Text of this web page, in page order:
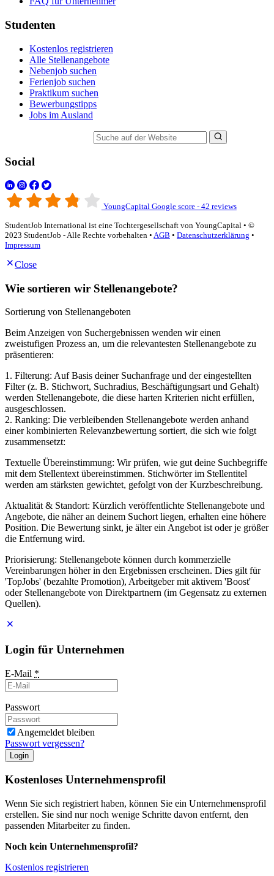
Studenten
Kostenlos registrieren
Alle Stellenangebote
Nebenjob suchen
Ferienjob suchen
Praktikum suchen
Bewerbungstipps
Jobs im Ausland
Social
YoungCapital Google score - 42 reviews
StudentJob International ist eine Tochtergesellschaft von YoungCapital • ©
2023 StudentJob - Alle Rechte vorbehalten • AGB • Datenschutzerklärung •
Impressum
Close
Wie sortieren wir Stellenangebote?
Sortierung von Stellenangeboten
Beim Anzeigen von Suchergebnissen wenden wir einen
zweistufigen Prozess an, um die relevantesten Stellenangebote zu
präsentieren:
1. Filterung: Auf Basis deiner Suchanfrage und der eingestellten
Filter (z. B. Stichwort, Suchradius, Beschäftigungsart und Gehalt)
werden Stellenangebote, die diese harten Kriterien nicht erfüllen,
ausgeschlossen.
2. Ranking: Die verbleibenden Stellenangebote werden anhand
einer kombinierten Relevanzbewertung sortiert, die sich wie folgt
zusammensetzt:
Textuelle Übereinstimmung: Wir prüfen, wie gut deine Suchbegriffe
mit dem Stellentext übereinstimmen. Stichwörter im Stellentitel
werden am stärksten gewichtet, gefolgt von der Kurzbeschreibung.
Aktualität & Standort: Kürzlich veröffentlichte Stellenangebote und
Angebote, die näher an deinem Suchort liegen, erhalten eine höhere
Position. Die Bewertung sinkt, je älter ein Angebot ist oder je größer
die Entfernung wird.
Priorisierung: Stellenangebote können durch kommerzielle
Vereinbarungen höher in den Ergebnissen erscheinen. Dies gilt für
'TopJobs' (bezahlte Promotion), Arbeitgeber mit aktivem 'Boost'
oder Stellenangebote von Direktpartnern (im Gegensatz zu externen
Quellen).
Login für Unternehmen
E-Mail *
Passwort
Angemeldet bleiben
Passwort vergessen?
Login
Kostenloses Unternehmensprofil
Wenn Sie sich registriert haben, können Sie ein Unternehmensprofil
erstellen. Sie sind nur noch wenige Schritte davon entfernt, den
passenden Mitarbeiter zu finden.
Noch kein Unternehmensprofil?
Kostenlos registrieren